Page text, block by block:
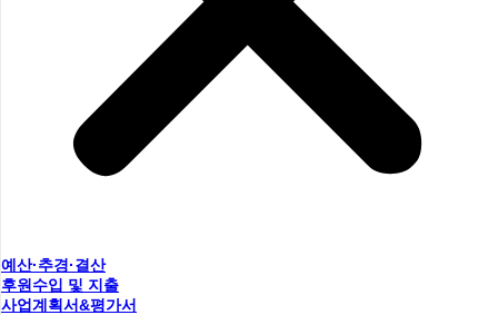
예산·추경·결산
후원수입 및 지출
사업계획서&평가서